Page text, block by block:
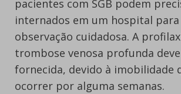
pacientes com SGB podem
internados em um hospital para
observação cuidadosa. A
trombose venosa profunda
fornecida, devido à imobilidade
ocorrer por alguma semanas.